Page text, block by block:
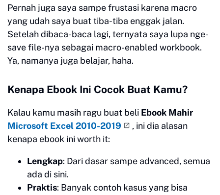
Pernah juga saya sampe frustasi karena macro
yang udah saya buat tiba-tiba enggak jalan.
Setelah dibaca-baca lagi, ternyata saya lupa nge-
save file-nya sebagai macro-enabled workbook.
Ya, namanya juga belajar, haha.
Kenapa Ebook Ini Cocok Buat Kamu?
Kalau kamu masih ragu buat beli Ebook Mahir
Microsoft Excel 2010-2019
, ini dia alasan
kenapa ebook ini worth it:
Lengkap: Dari dasar sampe advanced, semua
ada di sini.
Praktis: Banyak contoh kasus yang bisa